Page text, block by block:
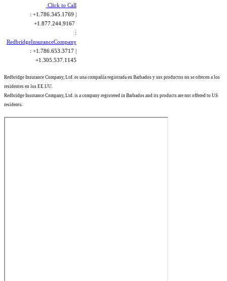
Click to Call
: +1.786.345.1769 |
+1.877.244.9167
:
RedbridgeInsuranceCompany
: +1.786.653.3717 |
+1.305.537.1145
Redbridge Insurance Company, Ltd. es una compañía registrada en Barbados y sus productos no se ofrecen a los
residentes en los EE.UU.
Redbridge Insurance Company, Ltd. is a company registered in Barbados and its products are not offered to US
residents.